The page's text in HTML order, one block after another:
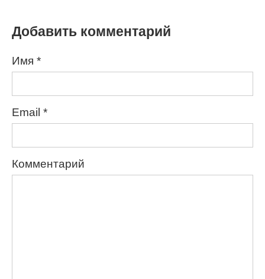
Добавить комментарий
Имя *
Email *
Комментарий